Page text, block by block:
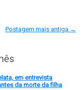
Postagem mais antiga →
em entrevista
da morte da filha